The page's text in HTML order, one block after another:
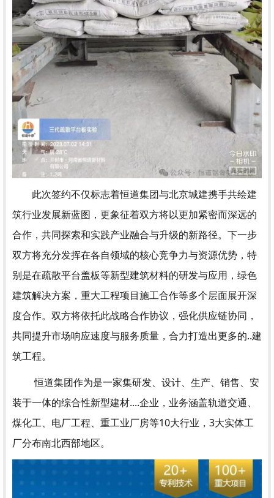
此次签约不仅标志着恒道集团与北京城建携手共绘建
筑行业发展新蓝图，更象征着双方将以更加紧密而深远的
合作，共同探索和实践产业融合与升级的新路径。下一步
双方将充分发挥在各自领域的核心竞争力与资源优势，特
别是在疏散平台盖板等新型建筑材料的研发与应用，绿色
建筑解决方案，重大工程项目施工合作等多个层面展开深
度合作。双方将依托此战略合作协议，强化供应链协同，
共同提升市场响应速度与服务质量，合力打造出更多的..建
筑工程。
恒道集团作为是一家集研发、设计、生产、销售、安
装于一体的综合性新型建材....企业，业务涵盖轨道交通、
煤化工、电厂工程、重工业厂房等10大行业，3大实体工
厂分布南北西部地区。